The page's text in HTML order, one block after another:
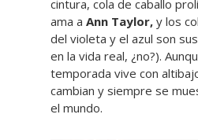
cintura, cola de caballo
ama a Ann Taylor, y los
del violeta y el azul son
en la vida real, ¿no?).
temporada vive con
cambian y siempre se
el mundo.